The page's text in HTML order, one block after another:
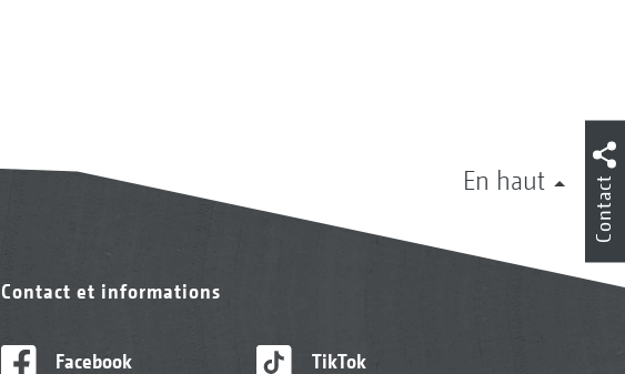
En haut
Contact et informations
Facebook TikTok
Contact